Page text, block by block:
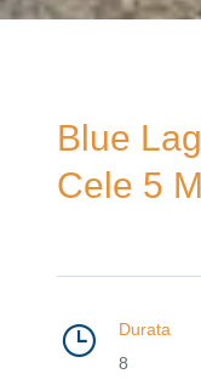
Blue
Cele 5
Durata
8